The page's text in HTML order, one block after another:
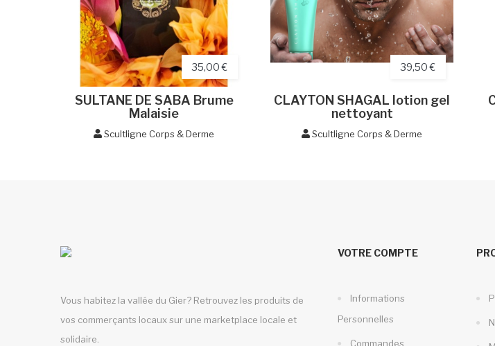
35,00 €
SULTANE DE SABA Brume
Malaisie
Scultligne Corps & Derme
39,50 €
CLAYTON SHAGAL lotion gel
nettoyant
Scultligne Corps & Derme
Vous habitez la vallée du Gier? Retrouvez les produits de
vos commerçants locaux sur une marketplace locale et
solidaire.
VOTRE COMPTE
Informations
Personnelles
Commandes